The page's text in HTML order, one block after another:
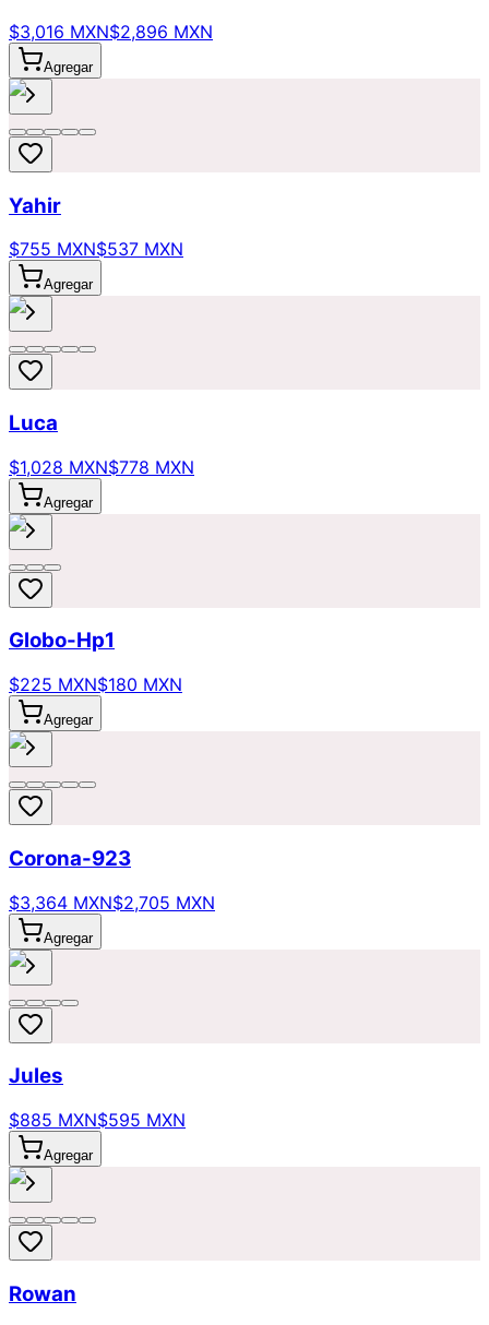
$3,016 MXN$2,896 MXN
Agregar
Yahir
$755 MXN$537 MXN
Agregar
Luca
$1,028 MXN$778 MXN
Agregar
Globo-Hp1
$225 MXN$180 MXN
Agregar
Corona-923
$3,364 MXN$2,705 MXN
Agregar
Jules
$885 MXN$595 MXN
Agregar
Rowan